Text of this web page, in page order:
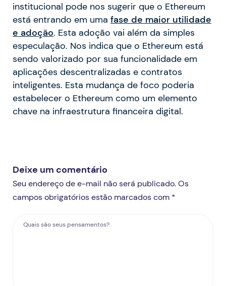
institucional pode nos sugerir que o Ethereum
está entrando em uma fase de maior utilidade
e adoção. Esta adoção vai além da simples
especulação. Nos indica que o Ethereum está
sendo valorizado por sua funcionalidade em
aplicações descentralizadas e contratos
inteligentes. Esta mudança de foco poderia
estabelecer o Ethereum como um elemento
chave na infraestrutura financeira digital.
Deixe um comentário
Seu endereço de e-mail não será publicado. Os
campos obrigatórios estão marcados com *